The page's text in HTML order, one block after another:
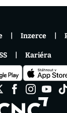
Inzerce
Kariéra